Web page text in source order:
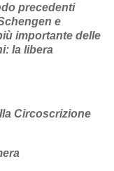
precedenti
e
importante delle
la libera
Circoscrizione